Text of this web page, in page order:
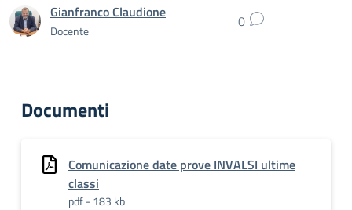
Gianfranco Claudione
Docente 0
Documenti
Comunicazione date prove INVALSI ultime
classi
pdf - 183 kb